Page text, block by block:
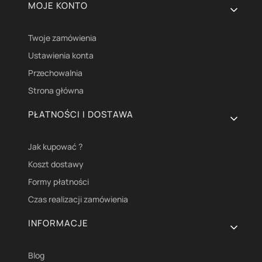
Linki w stopce
MOJE KONTO
Twoje zamówienia
Ustawienia konta
Przechowalnia
Strona główna
PŁATNOŚCI I DOSTAWA
Jak kupować ?
Koszt dostawy
Formy płatności
Czas realizacji zamówienia
INFORMACJE
Blog